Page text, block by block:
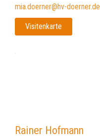
mia.doerner@hv-doerner.de
Visitenkarte
Rainer Hofmann